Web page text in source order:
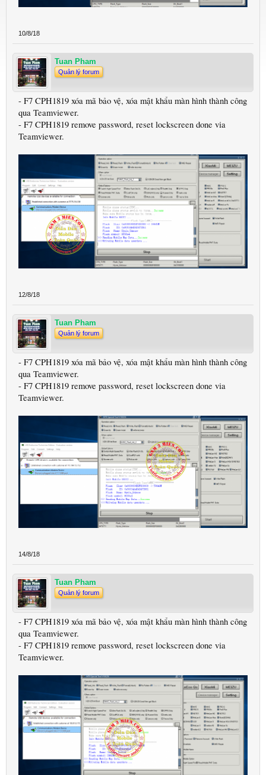
10/8/18
Tuan Pham
Quản lý forum
- F7 CPH1819 xóa mã bảo vệ, xóa mật khẩu màn hình thành công
qua Teamviewer.
- F7 CPH1819 remove password, reset lockscreen done via
Teamviewer.
12/8/18
Tuan Pham
Quản lý forum
- F7 CPH1819 xóa mã bảo vệ, xóa mật khẩu màn hình thành công
qua Teamviewer.
- F7 CPH1819 remove password, reset lockscreen done via
Teamviewer.
14/8/18
Tuan Pham
Quản lý forum
- F7 CPH1819 xóa mã bảo vệ, xóa mật khẩu màn hình thành công
qua Teamviewer.
- F7 CPH1819 remove password, reset lockscreen done via
Teamviewer.